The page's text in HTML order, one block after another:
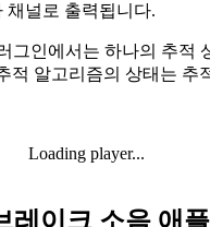
채널로 출력됩니다.
그인에서는 하나의 추적
적 알고리즘의 상태는 추
Loading player...
레이크 소음 애